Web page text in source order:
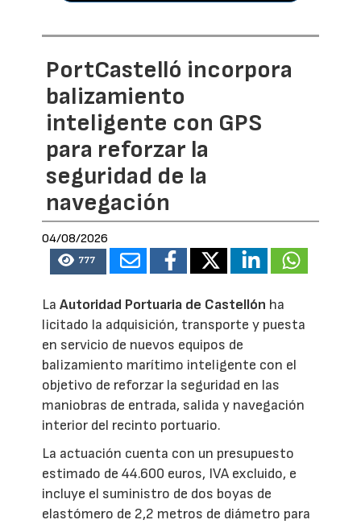
PortCastelló incorpora
balizamiento
inteligente con GPS
para reforzar la
seguridad de la
navegación
04/08/2026
777
LaAutoridad Portuaria de Castellón ha
licitado la adquisición, transporte y puesta
en servicio de nuevos equipos de
balizamiento marítimo inteligente con el
objetivo de reforzar la seguridad en las
maniobras de entrada, salida y navegación
interior del recinto portuario.
La actuación cuenta con un presupuesto
estimado de 44.600 euros, IVA excluido, e
incluye el suministro de dos boyas de
elastómero de 2,2 metros de diámetro para